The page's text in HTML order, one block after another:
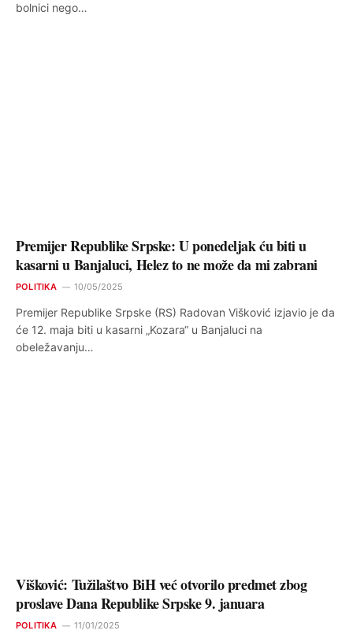
bolnici nego…
Premijer Republike Srpske: U ponedeljak ću biti u
kasarni u Banjaluci, Helez to ne može da mi zabrani
POLITIKA 10/05/2025
Premijer Republike Srpske (RS) Radovan Višković izjavio je da
će 12. maja biti u kasarni „Kozara“ u Banjaluci na
obeležavanju…
Višković: Tužilaštvo BiH već otvorilo predmet zbog
proslave Dana Republike Srpske 9. januara
POLITIKA 11/01/2025